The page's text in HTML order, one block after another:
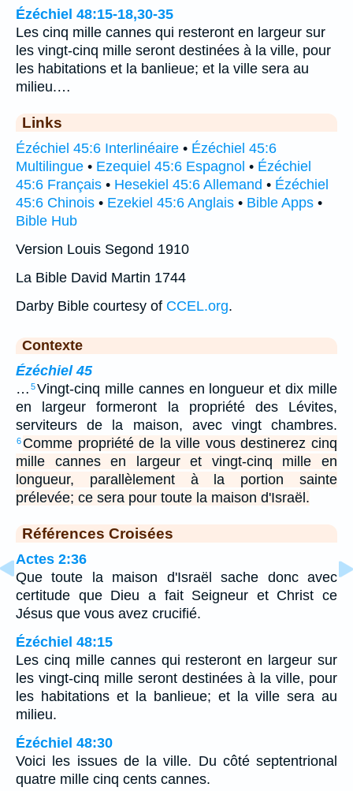
Ézéchiel 48:15-18,30-35
Les cinq mille cannes qui resteront en largeur sur
les vingt-cinq mille seront destinées à la ville, pour
les habitations et la banlieue; et la ville sera au
milieu.…
Links
Ézéchiel 45:6 Interlinéaire • Ézéchiel 45:6
Multilingue • Ezequiel 45:6 Espagnol • Ézéchiel
45:6 Français • Hesekiel 45:6 Allemand • Ézéchiel
45:6 Chinois • Ezekiel 45:6 Anglais • Bible Apps •
Bible Hub
Version Louis Segond 1910
La Bible David Martin 1744
Darby Bible courtesy of CCEL.org.
Contexte
Ézéchiel 45
… 5Vingt-cinq mille cannes en longueur et dix mille
en largeur formeront la propriété des Lévites,
serviteurs de la maison, avec vingt chambres.
6 Comme propriété de la ville vous destinerez cinq
mille cannes en largeur et vingt-cinq mille en
longueur, parallèlement à la portion sainte
prélevée; ce sera pour toute la maison d'Israël.
Références Croisées
Actes 2:36
Que toute la maison d'Israël sache donc avec
certitude que Dieu a fait Seigneur et Christ ce
Jésus que vous avez crucifié.
Ézéchiel 48:15
Les cinq mille cannes qui resteront en largeur sur
les vingt-cinq mille seront destinées à la ville, pour
les habitations et la banlieue; et la ville sera au
milieu.
Ézéchiel 48:30
Voici les issues de la ville. Du côté septentrional
quatre mille cinq cents cannes.